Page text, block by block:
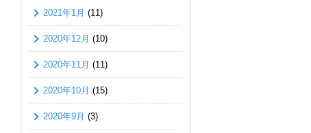
2021年1月 (11)
2020年12月 (10)
2020年11月 (11)
2020年10月 (15)
2020年9月 (3)